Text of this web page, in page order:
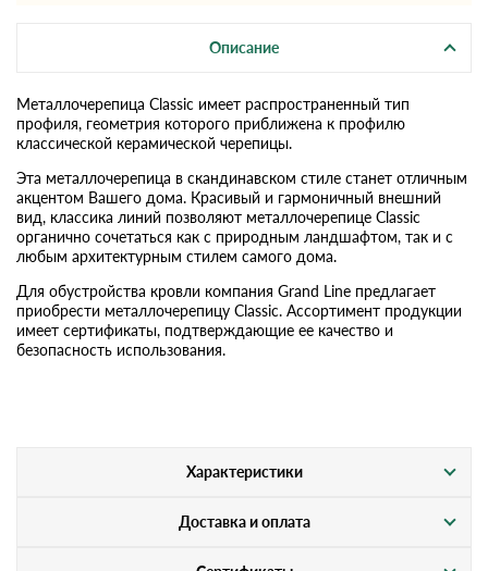
Описание
Металлочерепица Classic имеет распространенный тип
профиля, геометрия которого приближена к профилю
классической керамической черепицы.
Эта металлочерепица в скандинавском стиле станет отличным
акцентом Вашего дома. Красивый и гармоничный внешний
вид, классика линий позволяют металлочерепице Classic
органично сочетаться как с природным ландшафтом, так и с
любым архитектурным стилем самого дома.
Для обустройства кровли компания Grand Line предлагает
приобрести металлочерепицу Classic. Ассортимент продукции
имеет сертификаты, подтверждающие ее качество и
безопасность использования.
Характеристики
Доставка и оплата